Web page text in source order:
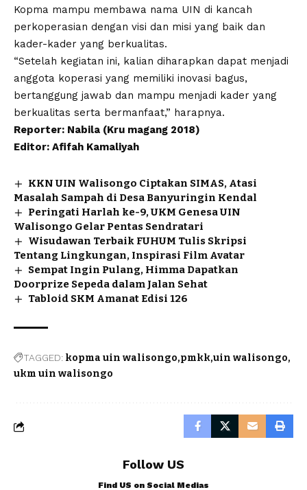
Kopma mampu membawa nama UIN di kancah
perkoperasian dengan visi dan misi yang baik dan
kader-kader yang berkualitas.
“Setelah kegiatan ini, kalian diharapkan dapat menjadi
anggota koperasi yang memiliki inovasi bagus,
bertanggung jawab dan mampu menjadi kader yang
berkualitas serta bermanfaat,” harapnya.
Reporter: Nabila (Kru magang 2018)
Editor: Afifah Kamaliyah
KKN UIN Walisongo Ciptakan SIMAS, Atasi
Masalah Sampah di Desa Banyuringin Kendal
Peringati Harlah ke-9, UKM Genesa UIN
Walisongo Gelar Pentas Sendratari
Wisudawan Terbaik FUHUM Tulis Skripsi
Tentang Lingkungan, Inspirasi Film Avatar
Sempat Ingin Pulang, Himma Dapatkan
Doorprize Sepeda dalam Jalan Sehat
Tabloid SKM Amanat Edisi 126
TAGGED: kopma uin walisongo pmkk uin walisongo
ukm uin walisongo
Follow US
Find US on Social Medias